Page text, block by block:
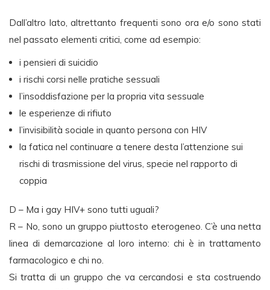
Dall’altro lato, altrettanto frequenti sono ora e/o sono stati
nel passato elementi critici, come ad esempio:
i pensieri di suicidio
i rischi corsi nelle pratiche sessuali
l’insoddisfazione per la propria vita sessuale
le esperienze di rifiuto
l’invisibilità sociale in quanto persona con HIV
la fatica nel continuare a tenere desta l’attenzione sui
rischi di trasmissione del virus, specie nel rapporto di
coppia
D – Ma i gay HIV+ sono tutti uguali?
R – No, sono un gruppo piuttosto eterogeneo. C’è una netta
linea di demarcazione al loro interno: chi è in trattamento
farmacologico e chi no.
Si tratta di un gruppo che va cercandosi e sta costruendo